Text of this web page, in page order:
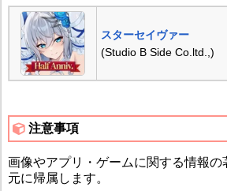
スターセイヴァー
(Studio B Side Co.ltd.,)
注意事項
画像やアプリ・ゲームに関する情報の
元に帰属します。